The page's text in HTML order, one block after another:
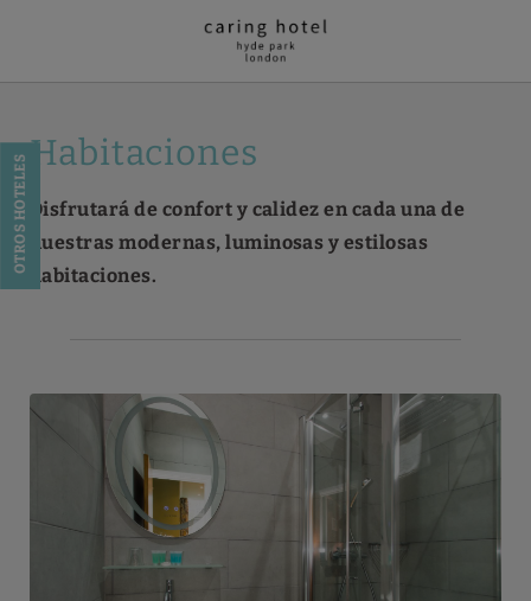
Habitaciones
Disfrutará de confort y calidez en cada una de
nuestras modernas, luminosas y estilosas
habitaciones.
OTROS HOTELES